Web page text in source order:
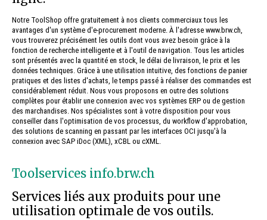
Notre ToolShop offre gratuitement à nos clients commerciaux tous les
avantages d'un système d'e-procurement moderne. À l'adresse www.brw.ch,
vous trouverez précisément les outils dont vous avez besoin grâce à la
fonction de recherche intelligente et à l'outil de navigation. Tous les articles
sont présentés avec la quantité en stock, le délai de livraison, le prix et les
données techniques. Grâce à une utilisation intuitive, des fonctions de panier
pratiques et des listes d'achats, le temps passé à réaliser des commandes est
considérablement réduit. Nous vous proposons en outre des solutions
complètes pour établir une connexion avec vos systèmes ERP ou de gestion
des marchandises. Nos spécialistes sont à votre disposition pour vous
conseiller dans l'optimisation de vos processus, du workflow d'approbation,
des solutions de scanning en passant par les interfaces OCI jusqu'à la
connexion avec SAP iDoc (XML), xCBL ou cXML.
Toolservices info.brw.ch
Services liés aux produits pour une
utilisation optimale de vos outils.